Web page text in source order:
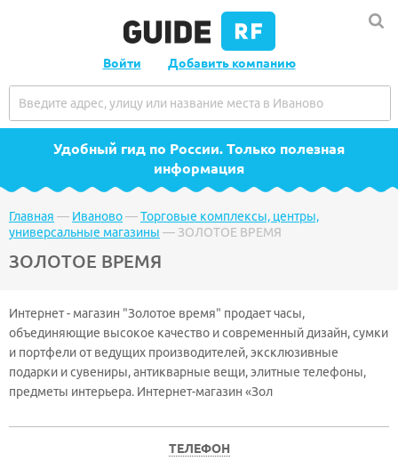
Войти Добавить компанию
Удобный гид по России. Только полезная
информация
Главная — Иваново—Торговые комплексы, центры,
универсальные магазины — ЗОЛОТОЕ ВРЕМЯ
ЗОЛОТОЕ ВРЕМЯ
Интернет - магазин "Золотое время" продает часы,
объединяющие высокое качество и современный дизайн, сумки
и портфели от ведущих производителей, эксклюзивные
подарки и сувениры, антикварные вещи, элитные телефоны,
предметы интерьера. Интернет-магазин «Зол
ТЕЛЕФОН